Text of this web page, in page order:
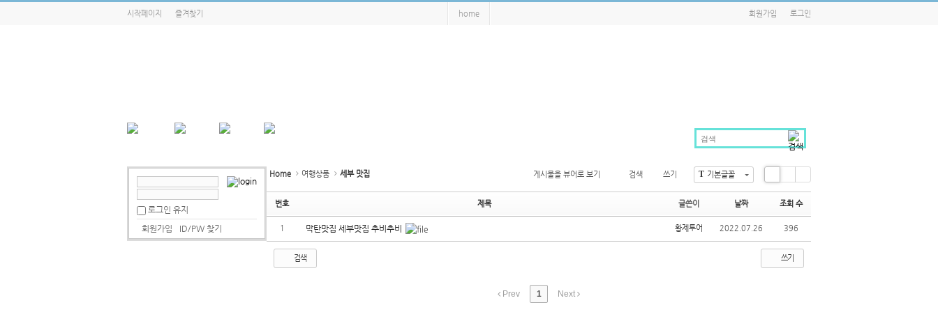
시작페이지 즐겨찾기 home 회원가입 로그인
Home 여행상품 세부 맛집 T 기본글꼴
게시물을 뷰어로 보기 검색 쓰기
Li
Zi
n
G
al
le
번호 제목 글쓴이 날짜 조회 수
1 막탄맛집 세부맛집 추비추비 황제투어 2022.07.26 396
검색 쓰기
Prev 1 Next
로그인 유지
회원가입
ID/PW 찾기